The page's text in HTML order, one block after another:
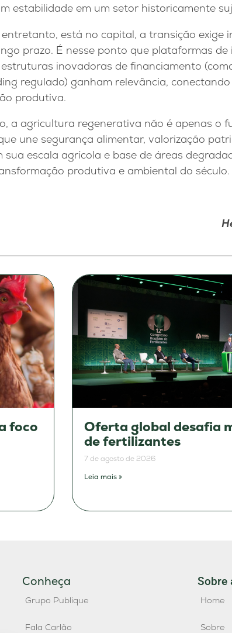
estabilidade em um setor historicamente
entretanto, está no capital, a transição exige
prazo. É nesse ponto que plataformas
inovadoras de financiamento
regulado) ganham relevância,
produtiva.
a agricultura regenerativa não é apenas o
une segurança alimentar, valorização
sua escala agrícola e base de áreas
produtiva e ambiental do século.
foco
Oferta global desafia
de fertilizantes
7 de agosto de 2026
Leia mais »
Conheça
Grupo Publique
Fala Carlão
Sobre
Home
Sobre